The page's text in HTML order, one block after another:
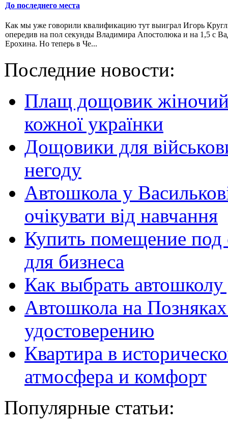
До последнего места
Как мы уже говорили квалификацию тут выиграл Игорь
опередив на пол секунды Владимира Апостолюка и на 1,5 с
Ерохина. Но теперь в Че...
Последние новости:
Плащ дощовик
кожної українки
Дощовики для
негоду
Автошкола у
очікувати від навчання
Купить помещение под
для бизнеса
Как выбрать
Автошкола на
удостоверению
Квартира в
атмосфера и комфорт
Популярные статьи: